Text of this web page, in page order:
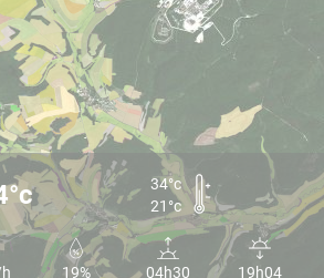
34°c
21°c
19% 04h30 19h04